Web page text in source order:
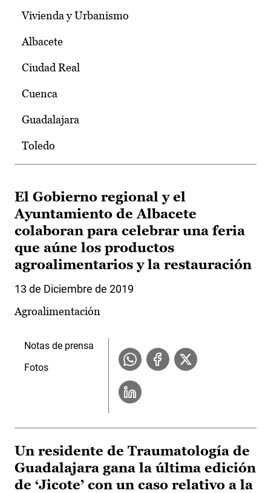
Vivienda y Urbanismo
Albacete
Ciudad Real
Cuenca
Guadalajara
Toledo
El Gobierno regional y el
Ayuntamiento de Albacete
colaboran para celebrar una feria
que aúne los productos
agroalimentarios y la restauración
13 de Diciembre de 2019
Agroalimentación
Notas de prensa
Fotos
Un residente de Traumatología de
Guadalajara gana la última edición
de ‘Jicote’ con un caso relativo a la